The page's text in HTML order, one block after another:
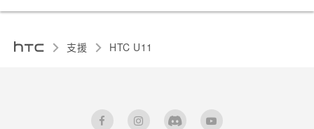
支援 HTC U11‎